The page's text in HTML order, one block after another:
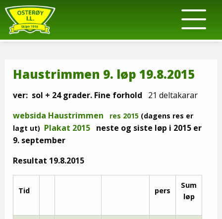
Haustrimmen 9. løp 19.8.2015
ver: sol + 24 grader. Fine forhold 21 deltakarar
websida Haustrimmen
res 2015 (dagens res er
lagt ut) Plakat 2015 neste og siste løp i 2015 er
9. september
Resultat 19.8.2015
Tid pers
Sum
løp